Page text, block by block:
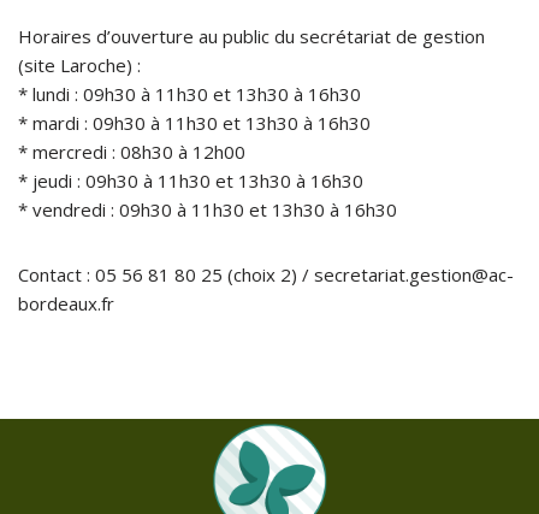
Horaires d’ouverture au public du secrétariat de gestion
(site Laroche) :
* lundi : 09h30 à 11h30 et 13h30 à 16h30
* mardi : 09h30 à 11h30 et 13h30 à 16h30
* mercredi : 08h30 à 12h00
* jeudi : 09h30 à 11h30 et 13h30 à 16h30
* vendredi : 09h30 à 11h30 et 13h30 à 16h30
Contact : 05 56 81 80 25 (choix 2) / secretariat.gestion@ac-
bordeaux.fr